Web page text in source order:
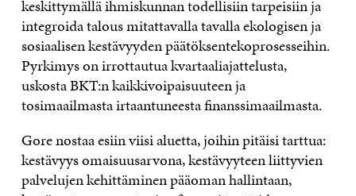
keskittymällä ihmiskunnan todellisiin tarpeisiin ja
integroida talous mitattavalla tavalla ekologisen ja
sosiaalisen kestävyyden päätöksentekoprosesseihin.
Pyrkimys on irrottautua kvartaaliajattelusta,
uskosta BKT:n kaikkivoipaisuuteen ja
tosimaailmasta irtaantuneesta finanssimaailmasta.
Gore nostaa esiin viisi aluetta, joihin pitäisi tarttua:
kestävyys omaisuusarvona, kestävyyteen liittyvien
palvelujen kehittäminen pääoman hallintaan,